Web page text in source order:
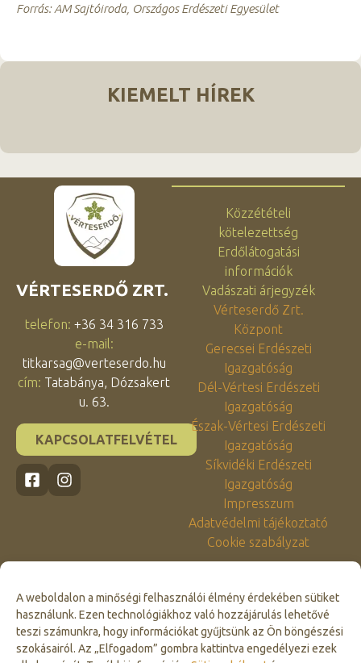
A weboldalon a minőségi felhasználói élmény érdekében sütiket
használunk. Ezen technológiákhoz való hozzájárulás lehetővé
teszi számunkra, hogy információkat gyűjtsünk az Ön böngészési
szokásairól. Az „Elfogadom” gombra kattintva engedélyezi ezek
Forrás: AM Sajtóiroda, Országos Erdészeti Egyesület
KIEMELT HÍREK
Click to accept marketing cookies and
VÉRTESERDŐ ZRT.
telefon: +36 34 316 733
e-mail:
titkarsag@verteserdo.hu
cím: Tatabánya, Dózsakert
u. 63.
KAPCSOLATFELVÉTEL
Közzétételi
kötelezettség
Erdőlátogatási
információk
Vadászati árjegyzék
Vérteserdő Zrt.
Központ
Gerecsei Erdészeti
Igazgatóság
Dél-Vértesi Erdészeti
Igazgatóság
Észak-Vértesi Erdészeti
Igazgatóság
Síkvidéki Erdészeti
Igazgatóság
Impresszum
Adatvédelmi tájékoztató
Cookie szabályzat